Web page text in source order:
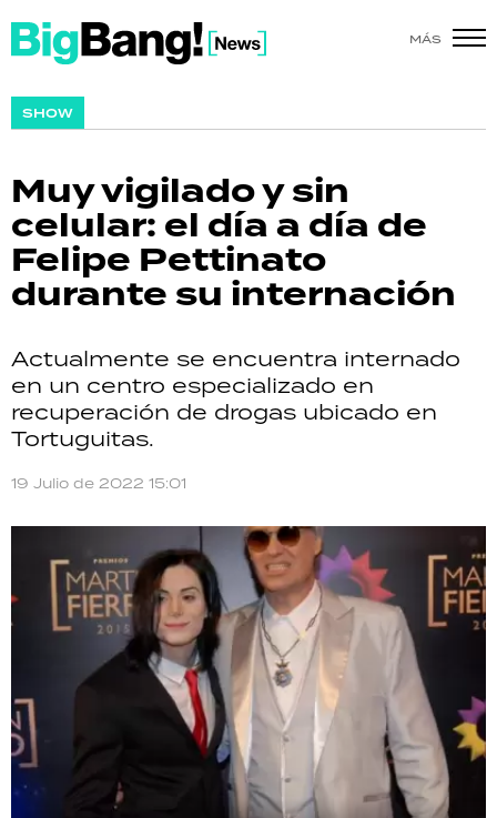
MÁS
SHOW
Muy vigilado y sin
celular: el día a día de
Felipe Pettinato
durante su internación
Actualmente se encuentra internado
en un centro especializado en
recuperación de drogas ubicado en
Tortuguitas.
19 Julio de 2022 15:01
SHOW
ACTUALIDAD
POLICIALES
ECONOMÍA
GRAN HERMANO
SALUD
DEPORTES
TECNOLOGÍA
RECETAS
PALABRAS
HORÓSCOPO
Seguinos